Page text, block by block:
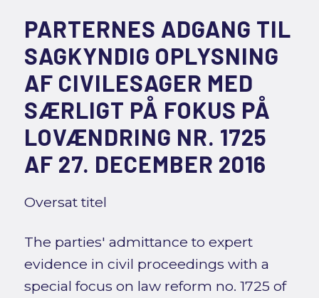
PARTERNES ADGANG TIL
SAGKYNDIG OPLYSNING
AF CIVILESAGER MED
SÆRLIGT PÅ FOKUS PÅ
LOVÆNDRING NR. 1725
AF 27. DECEMBER 2016
Oversat titel
The parties' admittance to expert
evidence in civil proceedings with a
special focus on law reform no. 1725 of